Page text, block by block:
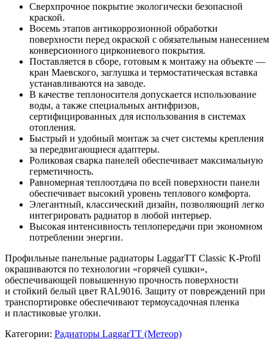
Сверхпрочное покрытие экологически безопасной
краской.
Восемь этапов антикоррозионной обработки
поверхности перед окраской с обязательным нанесением
конверсионного циркониевого покрытия.
Поставляется в сборе, готовым к монтажу на объекте —
кран Маевского, заглушка и термостатическая вставка
устанавливаются на заводе.
В качестве теплоносителя допускается использование
воды, а также специальных антифризов,
сертифицированных для использования в системах
отопления.
Быстрый и удобный монтаж за счет системы крепления
за передвигающиеся адаптеры.
Роликовая сварка панелей обеспечивает максимальную
герметичность.
Равномерная теплоотдача по всей поверхности панели
обеспечивает высокий уровень теплового комфорта.
Элегантный, классический дизайн, позволяющий легко
интегрировать радиатор в любой интерьер.
Высокая интенсивность теплопередачи при экономном
потреблении энергии.
Профильные панельные радиаторы LaggarTT Classic K-Profil
окрашиваются по технологии «горячей сушки»,
обеспечивающей повышенную прочность поверхности
и стойкий белый цвет RAL9016. Защиту от повреждений при
транспортировке обеспечивают термоусадочная пленка
и пластиковые уголки.
Категории: Радиаторы LaggarTT (Метеор)